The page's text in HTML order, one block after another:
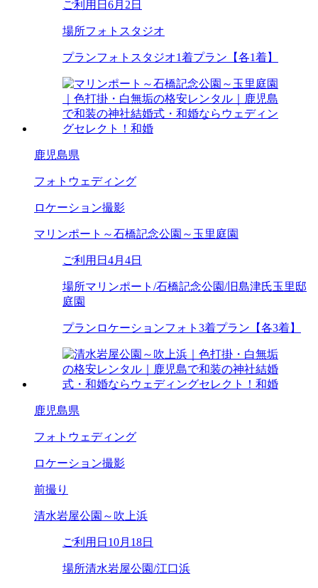
ご利用日 6月2日
場所フォトスタジオ
プランフォトスタジオ1着プラン【各1着】
鹿児島県
フォトウェディング
ロケーション撮影
マリンポート～石橋記念公園～玉里庭園
ご利用日 4月4日
場所マリンポート/石橋記念公園/旧島津氏玉里邸
庭園
プラン ロケーションフォト3着プラン【各3着】
鹿児島県
フォトウェディング
ロケーション撮影
前撮り
清水岩屋公園～吹上浜
ご利用日 10月18日
場所清水岩屋公園/江口浜